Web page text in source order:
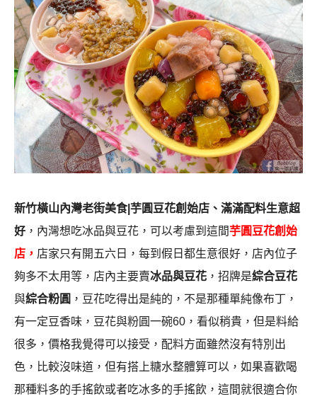
新竹橫山內灣老街美食|芋圓豆花創始店、滿滿配料生意超
好 ，內灣想吃冰品與豆花，可以考慮到這間芋圓豆花創始
店， 店家只有開五六日，每到假日都生意很好，店內位子
夠多不太用等，店內主要賣冰品與豆花 ，招牌是綜合豆花
與綜合粉圓 ，豆花吃得出是純的，不是那種單純像布丁，
有一定豆香味，豆花與粉圓一碗60，看似稍貴，但是料給
很多，價格我覺得可以接受，配料方面雖然沒有特別出
色，比較沒味道，但有搭上糖水整體算可以，如果喜歡喝
那種料多的手搖飲或者吃冰多的手搖飲，這間就很適合你